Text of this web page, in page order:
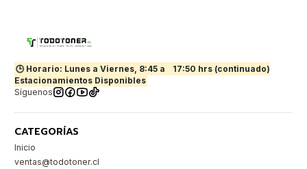
🕒 Horario: Lunes a Viernes, 8:45 a
17:50 hrs (continuado)
Estacionamientos Disponibles
Síguenos
CATEGORÍAS
Inicio
ventas@todotoner.cl